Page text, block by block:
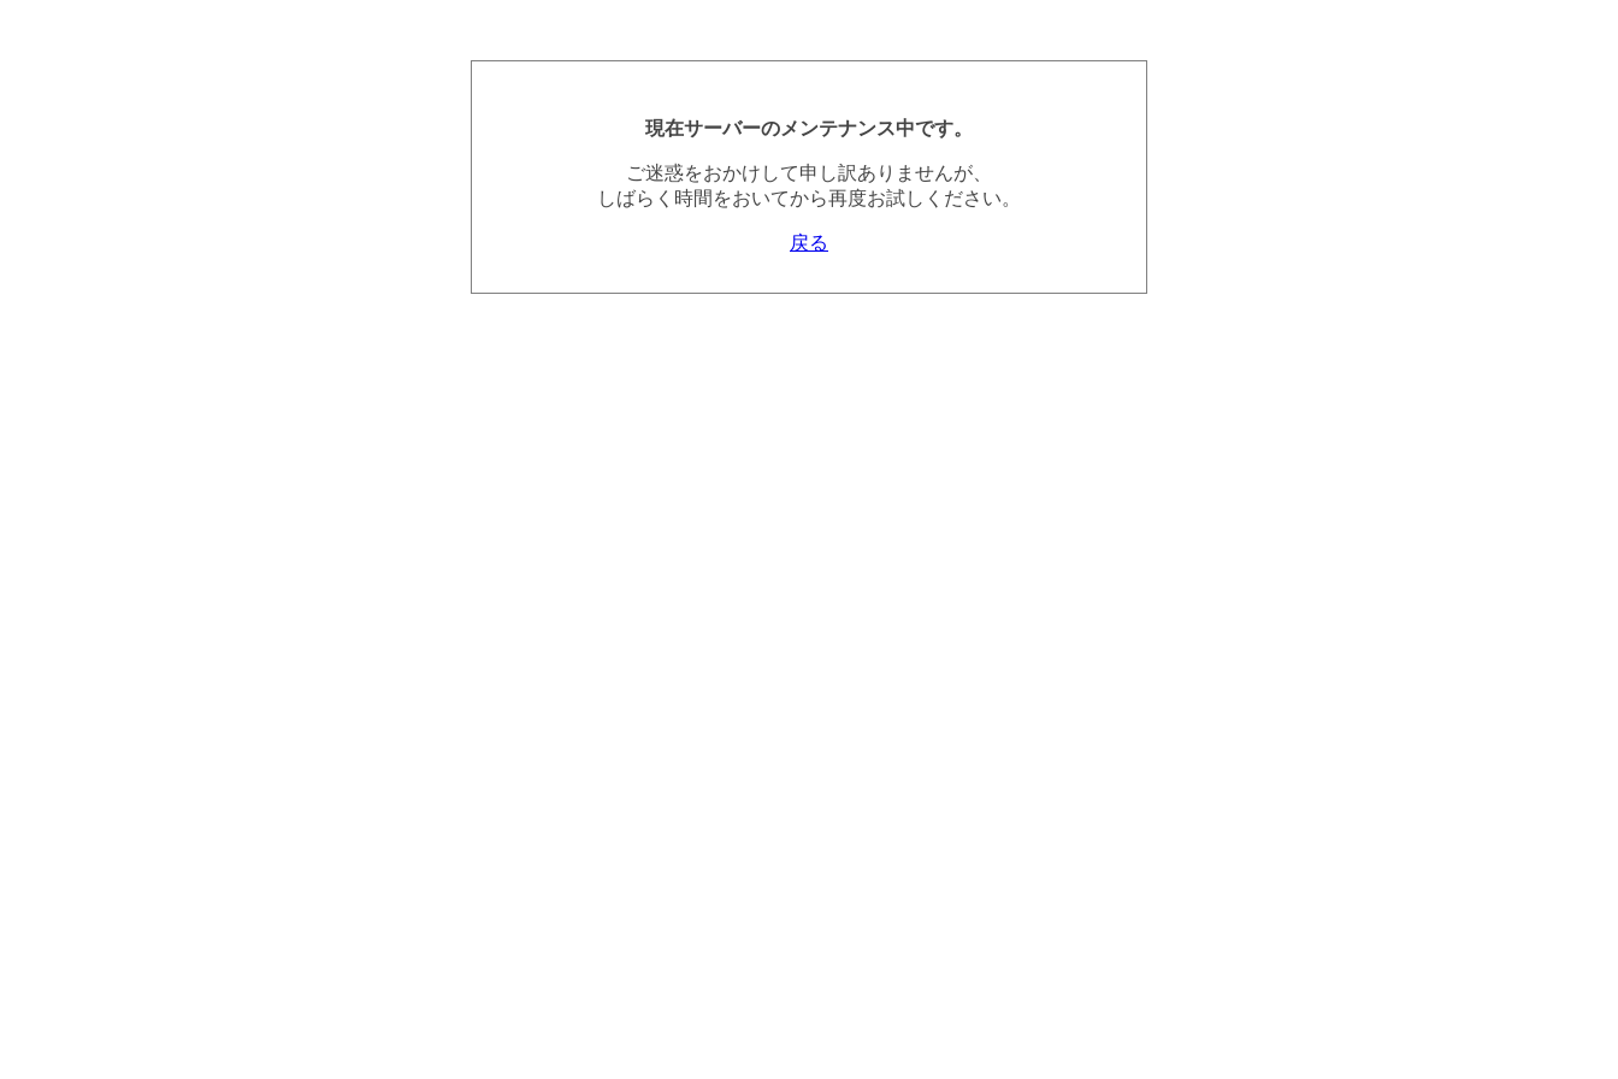
現在サーバーのメンテナンス中です。
ご迷惑をおかけして申し訳ありませんが、
しばらく時間をおいてから再度お試しください。
戻る